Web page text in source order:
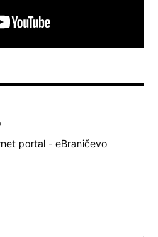
portal - eBraničevo